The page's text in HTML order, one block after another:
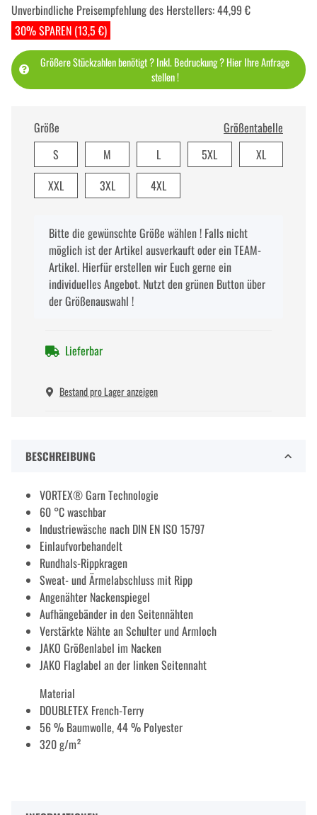
30% SPAREN (13,5 €)
Unverbindliche Preisempfehlung des Herstellers:44,99 €
Größere Stückzahlen benötigt ? Inkl. Bedruckung ? Hier Ihre Anfrage
stellen !
Größe
Größentabelle
S
M L 5XL
XL
XXL
3XL 4XL
xBitte die gewünschte Größe wählen ! Falls nicht
möglich ist der Artikel ausverkauft oder ein TEAM-
Artikel. Hierfür erstellen wir Euch gerne ein
individuelles Angebot. Nutzt den grünen Button über
der Größenauswahl !
Lieferbar
Bestand pro Lager anzeigen
BESCHREIBUNG
VORTEX® Garn Technologie
60 °C waschbar
Industriewäsche nach DIN EN ISO 15797
Einlaufvorbehandelt
Rundhals-Rippkragen
Sweat- und Ärmelabschluss mit Ripp
Angenähter Nackenspiegel
Aufhängebänder in den Seitennähten
Verstärkte Nähte an Schulter und Armloch
JAKO Größenlabel im Nacken
JAKO Flaglabel an der linken Seitennaht
Material
DOUBLETEX French-Terry
56 % Baumwolle, 44 % Polyester
320 g/m²